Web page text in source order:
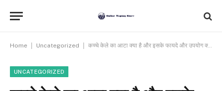
Home Uncategorized कच्‍चे केले का आटा क्या है और इसके फायदे और उपयोग क्या है? Benefits of Raw banana flour
UNCATEGORIZED